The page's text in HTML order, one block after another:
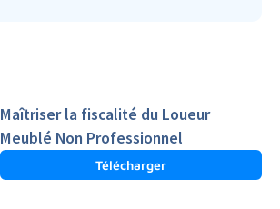
Maîtriser la fiscalité du Loueur
Meublé Non Professionnel
Télécharger